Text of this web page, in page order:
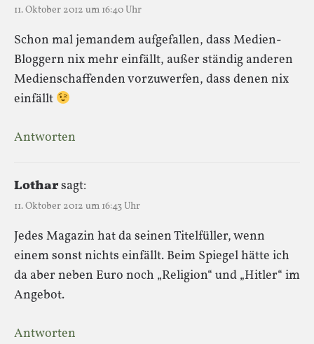
11. Oktober 2012 um 16:40 Uhr
Schon mal jemandem aufgefallen, dass Medien-
Bloggern nix mehr einfällt, außer ständig anderen
Medienschaffenden vorzuwerfen, dass denen nix
einfällt
Antworten
Lotharsagt:
11. Oktober 2012 um 16:43 Uhr
Jedes Magazin hat da seinen Titelfüller, wenn
einem sonst nichts einfällt. Beim Spiegel hätte ich
da aber neben Euro noch „Religion“ und „Hitler“ im
Angebot.
Antworten